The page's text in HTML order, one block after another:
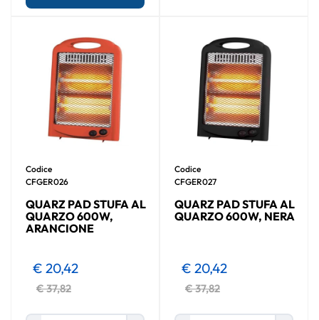
Codice
CFGER026
QUARZ PAD STUFA AL
QUARZO 600W,
ARANCIONE
€ 37,82
€ 20,42
Codice
CFGER027
QUARZ PAD STUFA AL
QUARZO 600W, NERA
€ 37,82
€ 20,42